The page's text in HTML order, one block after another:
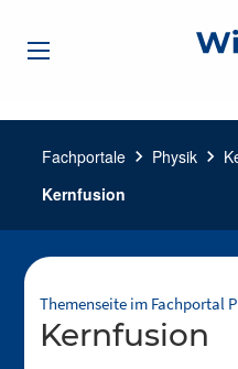
Fachportale chevron_right Physik chevron_right
Kernfusion
Themenseite im Fachportal
Kernfusion